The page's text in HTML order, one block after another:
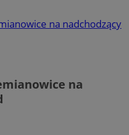
na nadchodzący
na